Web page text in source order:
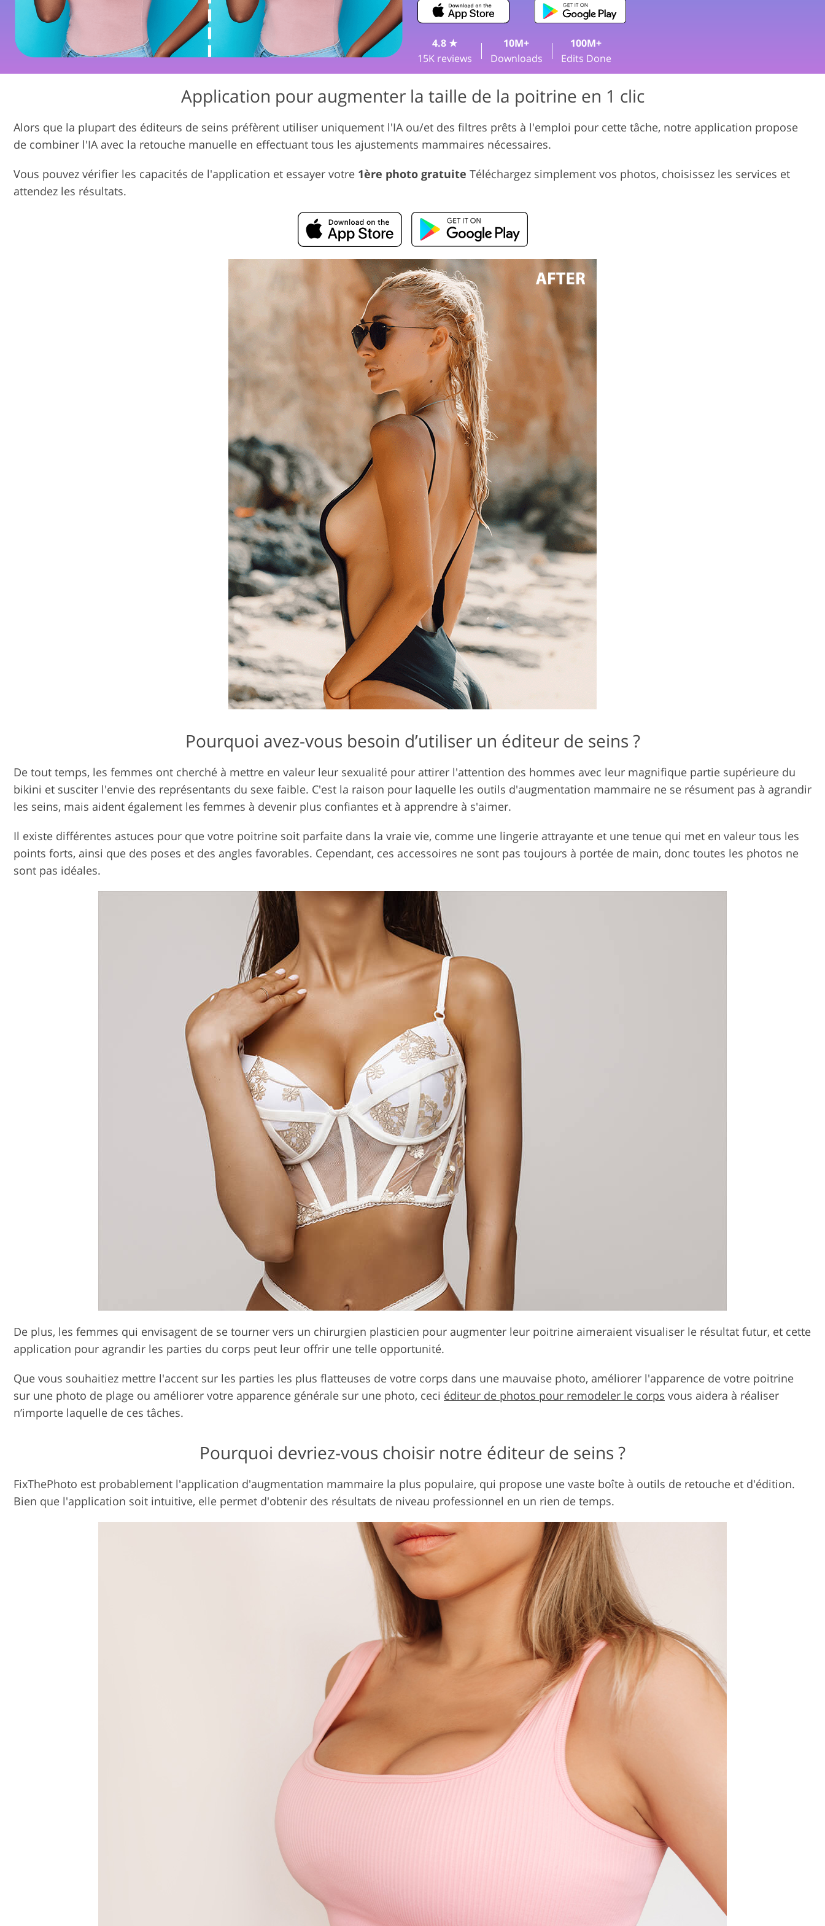
Services de retouche de
produits
Services de retouche de
Données d'Entraînement IA Services de montage vidéo
4.8 ★
15K reviews
10M+
Downloads
100M+
Edits Done
Application pour augmenter la taille de la poitrine en 1 clic
Alors que la plupart des éditeurs de seins préfèrent utiliser uniquement l'IA ou/et des filtres prêts à l'emploi pour cette tâche, notre application propose
de combiner l'IA avec la retouche manuelle en effectuant tous les ajustements mammaires nécessaires.
Vous pouvez vérifier les capacités de l'application et essayer votre 1ère photo gratuite Téléchargez simplement vos photos, choisissez les services et
attendez les résultats.
Pourquoi avez-vous besoin d’utiliser un éditeur de seins ?
De tout temps, les femmes ont cherché à mettre en valeur leur sexualité pour attirer l'attention des hommes avec leur magnifique partie supérieure du
bikini et susciter l'envie des représentants du sexe faible. C'est la raison pour laquelle les outils d'augmentation mammaire ne se résument pas à agrandir
les seins, mais aident également les femmes à devenir plus confiantes et à apprendre à s'aimer.
Il existe différentes astuces pour que votre poitrine soit parfaite dans la vraie vie, comme une lingerie attrayante et une tenue qui met en valeur tous les
points forts, ainsi que des poses et des angles favorables. Cependant, ces accessoires ne sont pas toujours à portée de main, donc toutes les photos ne
sont pas idéales.
De plus, les femmes qui envisagent de se tourner vers un chirurgien plasticien pour augmenter leur poitrine aimeraient visualiser le résultat futur, et cette
application pour agrandir les parties du corps peut leur offrir une telle opportunité.
Que vous souhaitiez mettre l'accent sur les parties les plus flatteuses de votre corps dans une mauvaise photo, améliorer l'apparence de votre poitrine
sur une photo de plage ou améliorer votre apparence générale sur une photo, ceci éditeur de photos pour remodeler le corps vous aidera à réaliser
n’importe laquelle de ces tâches.
Pourquoi devriez-vous choisir notre éditeur de seins ?
FixThePhoto est probablement l'application d'augmentation mammaire la plus populaire, qui propose une vaste boîte à outils de retouche et d'édition.
Bien que l'application soit intuitive, elle permet d'obtenir des résultats de niveau professionnel en un rien de temps.